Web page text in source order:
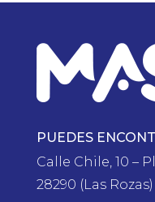
PUEDES
Calle Chile, 10 –
28290 (Las